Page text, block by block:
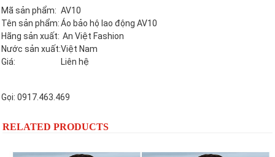
Mã sản phẩm: AV10
Tên sản phẩm:Áo bảo hộ lao động AV10
Hãng sản xuất: An Việt Fashion
Nước sản xuất:Việt Nam
Giá:
Liên hệ
Gọi: 0917.463.469
RELATED PRODUCTS